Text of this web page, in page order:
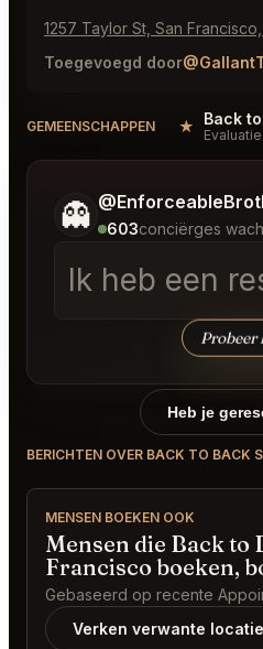
1257 Taylor St, San
Toegevoegd door
GEMEENSCHAPPEN ★
👻 603conciërges
Ik heb een
Probeer
Vertel me wat je wilt.
Heb je
BERICHTEN OVER BACK TO BACK
MENSEN BOEKEN OOK
Mensen die Back to
Francisco boeken,
Gebaseerd op recente
Verken verwante